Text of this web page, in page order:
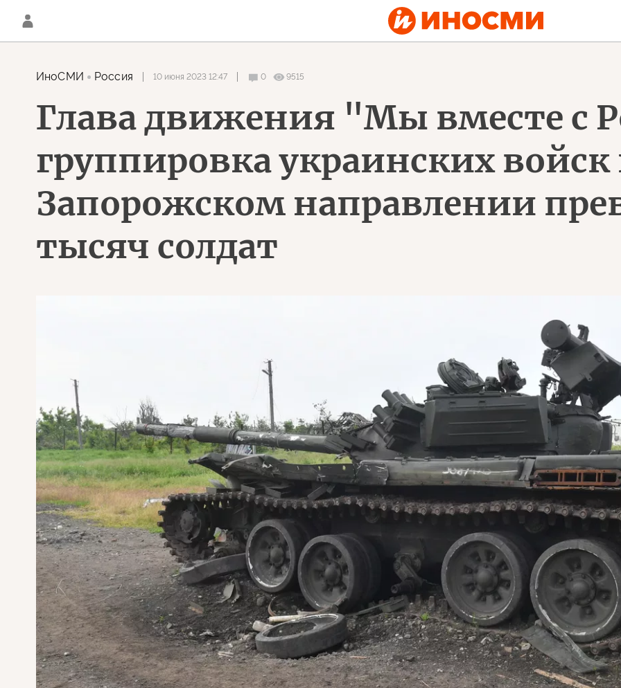
ИноСМИ Россия 10 июня 2023 12:47 0 9515
Глава движения "Мы вместе с
группировка украинских войск
Запорожском направлении
тысяч солдат